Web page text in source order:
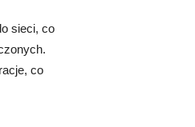
sieci, co
co